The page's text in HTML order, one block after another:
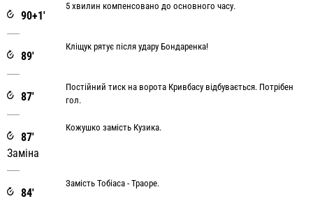
90+1'
5 хвилин компенсовано до основного часу.
89'
Кліщук рятує після удару Бондаренка!
87'
Постійний тиск на ворота Кривбасу відбувається. Потрібен
гол.
87'
Заміна
Кожушко замість Кузика.
84'
Замість Тобіаса - Траоре.